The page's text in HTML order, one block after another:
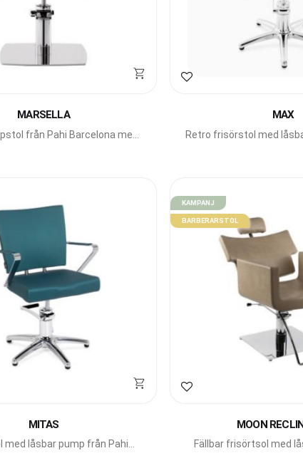
MARSELLA
från Pahi Barcelona med
Lägg till i favoriter
MAX
Retro frisörstol med
MITAS
med låsbar pump från Pahi
Lägg till i favoriter
MOON
Fällbar frisörtsol med
KAMPANJ
BARBERARSTOL